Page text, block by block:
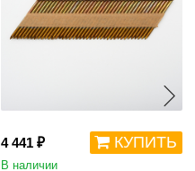
4 441 ₽ КУПИТЬ
В наличии